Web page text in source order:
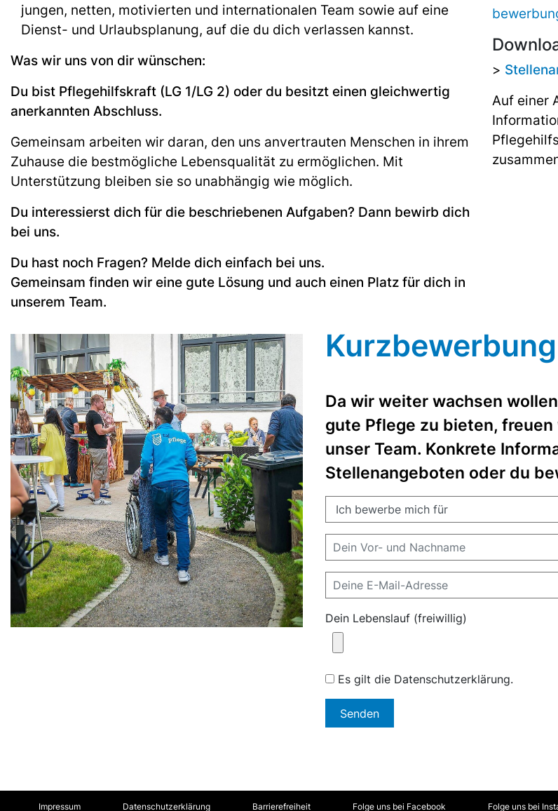
jungen, netten, motivierten und internationalen Team sowie auf eine
Dienst- und Urlaubsplanung, auf die du dich verlassen kannst.
Was wir uns von dir wünschen:
Du bist Pflegehilfskraft (LG 1/LG 2) oder du besitzt einen gleichwertig
anerkannten Abschluss.
Gemeinsam arbeiten wir daran, den uns anvertrauten Menschen in ihrem
Zuhause die bestmögliche Lebensqualität zu ermöglichen. Mit
Unterstützung bleiben sie so unabhängig wie möglich.
Du interessierst dich für die beschriebenen Aufgaben? Dann bewirb dich
bei uns.
Du hast noch Fragen? Melde dich einfach bei uns.
Gemeinsam finden wir eine gute Lösung und auch einen Platz für dich in
unserem Team.
>
Auf einer
Kurzbewerbung
Da wir weiter wachsen
gute Pflege zu bieten,
unser Team. Konkrete
Stellenangeboten oder du
Dein Lebenslauf (freiwillig)
Es gilt die Datenschutzerklärung.
Senden
Impressum Datenschutzerklärung Barrierefreiheit Folge uns bei Facebook Folge uns bei